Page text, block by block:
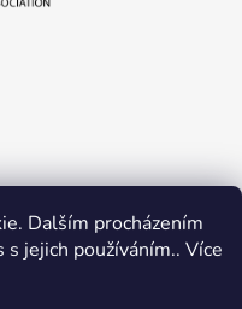
Dalším procházením
jejich používáním.. Více